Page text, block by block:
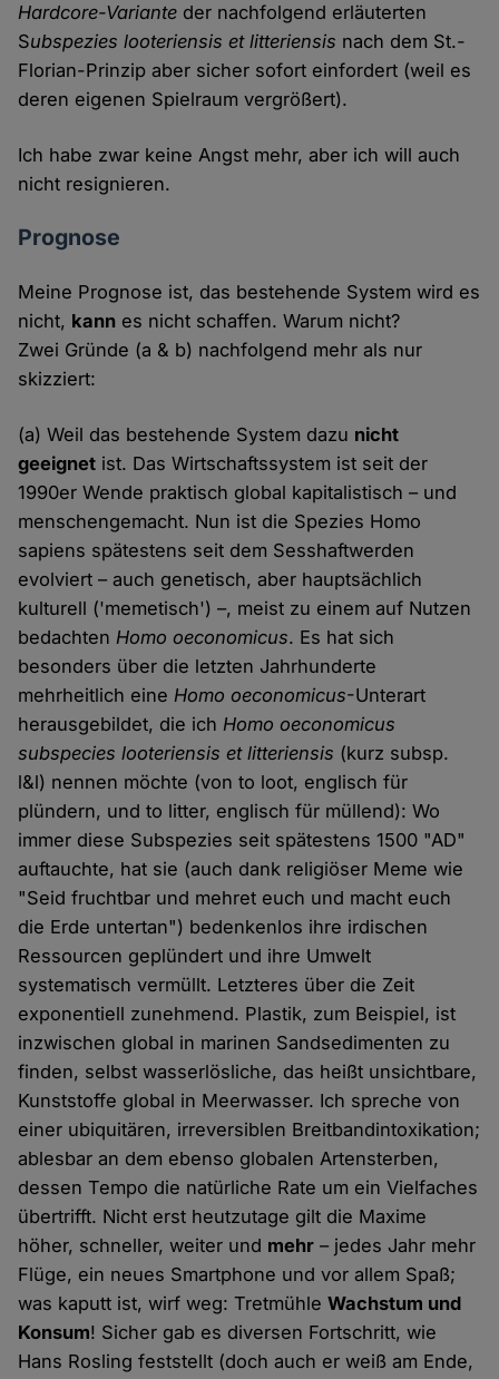
Hardcore-Variante der nachfolgend erläuterten
Subspezies looteriensis et litteriensis nach dem St.-
Florian-Prinzip aber sicher sofort einfordert (weil es
deren eigenen Spielraum vergrößert).
Ich habe zwar keine Angst mehr, aber ich will auch
nicht resignieren.
Prognose
Meine Prognose ist, das bestehende System wird es
nicht, kann es nicht schaffen. Warum nicht?
Zwei Gründe (a & b) nachfolgend mehr als nur
skizziert:
(a) Weil das bestehende System dazu nicht
geeignet ist. Das Wirtschaftssystem ist seit der
1990er Wende praktisch global kapitalistisch – und
menschengemacht. Nun ist die Spezies Homo
sapiens spätestens seit dem Sesshaftwerden
evolviert – auch genetisch, aber hauptsächlich
kulturell ('memetisch') –, meist zu einem auf Nutzen
bedachtenHomo oeconomicus. Es hat sich
besonders über die letzten Jahrhunderte
mehrheitlich eineHomo oeconomicus-Unterart
herausgebildet, die ichHomo oeconomicus
subspecies looteriensis et litteriensis (kurz subsp.
l&l) nennen möchte (von to loot, englisch für
plündern, und to litter, englisch für müllend): Wo
immer diese Subspezies seit spätestens 1500 "AD"
auftauchte, hat sie (auch dank religiöser Meme wie
"Seid fruchtbar und mehret euch und macht euch
die Erde untertan") bedenkenlos ihre irdischen
Ressourcen geplündert und ihre Umwelt
systematisch vermüllt. Letzteres über die Zeit
exponentiell zunehmend. Plastik, zum Beispiel, ist
inzwischen global in marinen Sandsedimenten zu
finden, selbst wasserlösliche, das heißt unsichtbare,
Kunststoffe global in Meerwasser. Ich spreche von
einer ubiquitären, irreversiblen Breitbandintoxikation;
ablesbar an dem ebenso globalen Artensterben,
dessen Tempo die natürliche Rate um ein Vielfaches
übertrifft. Nicht erst heutzutage gilt die Maxime
höher, schneller, weiter und mehr – jedes Jahr mehr
Flüge, ein neues Smartphone und vor allem Spaß;
was kaputt ist, wirf weg: TretmühleWachstum und
Konsum! Sicher gab es diversen Fortschritt, wie
Hans Rosling feststellt (doch auch er weiß am Ende,